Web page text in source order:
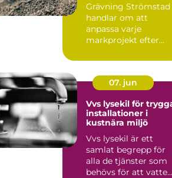
Grävning Strömstad
handlar om att
anpassa varje
markprojekt efter
speciella f...
07. jun
Vvs lysekil för
installationer i
kustnära miljö
Vvs lysekil är ett
samlat begrepp för
alla de tjänster som
behövs för att vatten,